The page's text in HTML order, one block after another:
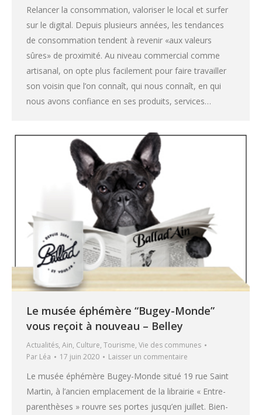
Relancer la consommation, valoriser le local et surfer
sur le digital. Depuis plusieurs années, les tendances
de consommation tendent à revenir «aux valeurs
sûres» de proximité. Au niveau commercial comme
artisanal, on opte plus facilement pour faire travailler
son voisin que l’on connaît, qui nous connaît, en qui
nous avons confiance en ses produits, services…
Le musée éphémère “Bugey-Monde”
vous reçoit à nouveau – Belley
Actualités, Ain, Culture, Tourisme, Vie des communes
Par Léa 17 juin 2020 Laisser un commentaire
Le musée éphémère Bugey-Monde situé 19 rue Saint
Martin, à l’ancien emplacement de la librairie « Entre-
parenthèses » rouvre ses portes jusqu’en juillet. Bien-